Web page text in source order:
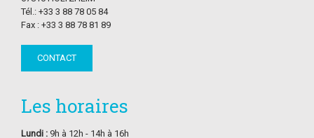
Tél.: +33 3 88 78 05 84
Fax : +33 3 88 78 81 89
CONTACT
Les horaires
Lundi : 9h à 12h - 14h à 16h